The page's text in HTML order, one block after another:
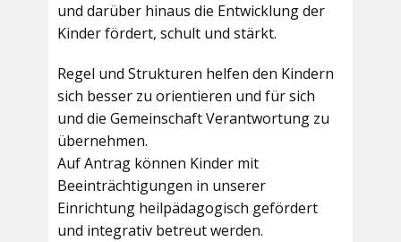
und darüber hinaus die Entwicklung der
Kinder fördert, schult und stärkt.
Regel und Strukturen helfen den Kindern
sich besser zu orientieren und für sich
und die Gemeinschaft Verantwortung zu
übernehmen.
Auf Antrag können Kinder mit
Beeinträchtigungen in unserer
Einrichtung heilpädagogisch gefördert
und integrativ betreut werden.